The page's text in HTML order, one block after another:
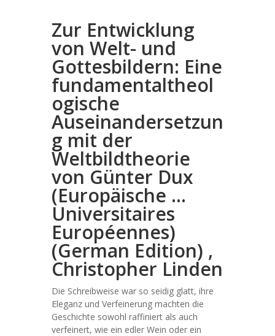
Zur Entwicklung
von Welt- und
Gottesbildern: Eine
fundamentaltheol
ogische
Auseinandersetzun
g mit der
Weltbildtheorie
von Günter Dux
(Europäische …
Universitaires
Européennes)
(German Edition) ,
Christopher Linden
Die Schreibweise war so seidig glatt, ihre
Eleganz und Verfeinerung machten die
Geschichte sowohl raffiniert als auch
verfeinert, wie ein edler Wein oder ein